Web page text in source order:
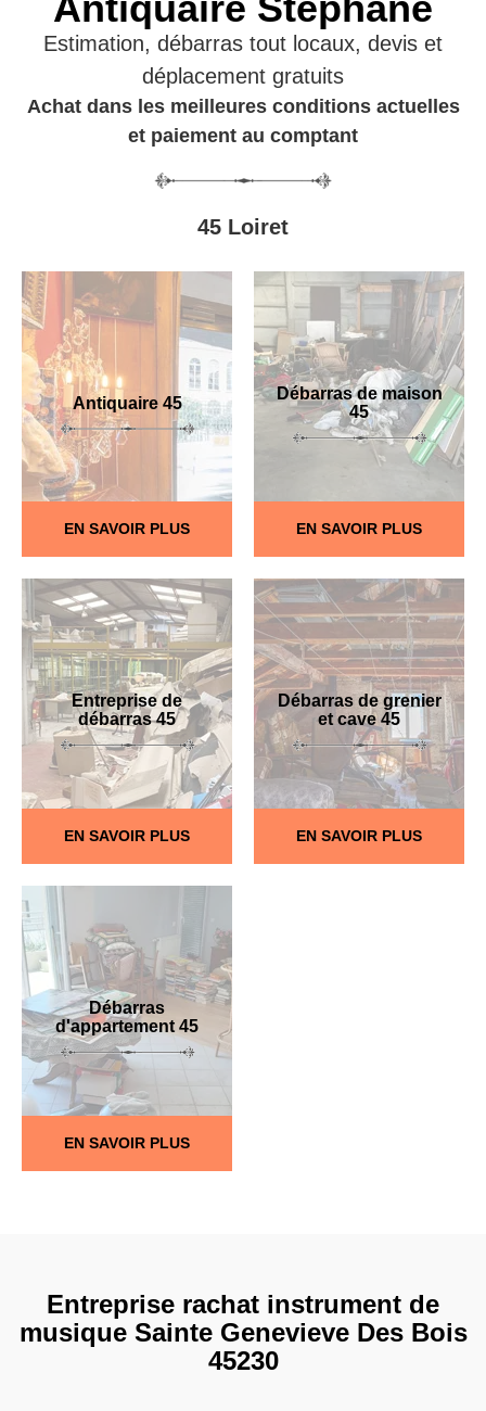
Estimation, débarras tout locaux, devis et
déplacement gratuits
Achat dans les meilleures conditions actuelles
et paiement au comptant
45 Loiret
Antiquaire 45
EN SAVOIR PLUS
Débarras de maison
45
EN SAVOIR PLUS
Entreprise de
débarras 45
EN SAVOIR PLUS
Débarras de grenier
et cave 45
EN SAVOIR PLUS
Débarras
d'appartement 45
EN SAVOIR PLUS
Entreprise rachat instrument de
musique Sainte Genevieve Des Bois
45230